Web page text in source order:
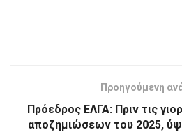
Προηγούμενη
Πρόεδρος ΕΛΓΑ: Πριν τις
αποζημιώσεων του 2025,